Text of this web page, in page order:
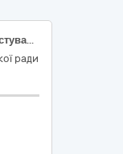
Послуги інтернет-провайдерів за користування Інтернетом
ради